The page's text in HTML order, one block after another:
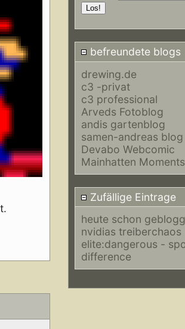
befreundete blogs
drewing.de
c3 -privat
c3 professional
Arveds Fotoblog
andis gartenblog
samen-andreas blog
Devabo Webcomic
Mainhatten Moments
Zufällige Eintrage
heute schon
nvidias treiberchaos
elite:dangerous -
difference